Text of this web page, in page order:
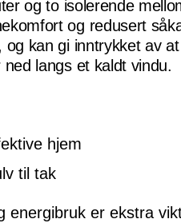
og to isolerende
og redusert
kan gi inntrykket av
langs et kaldt vindu.
hjem
til tak
energibruk er ekstra